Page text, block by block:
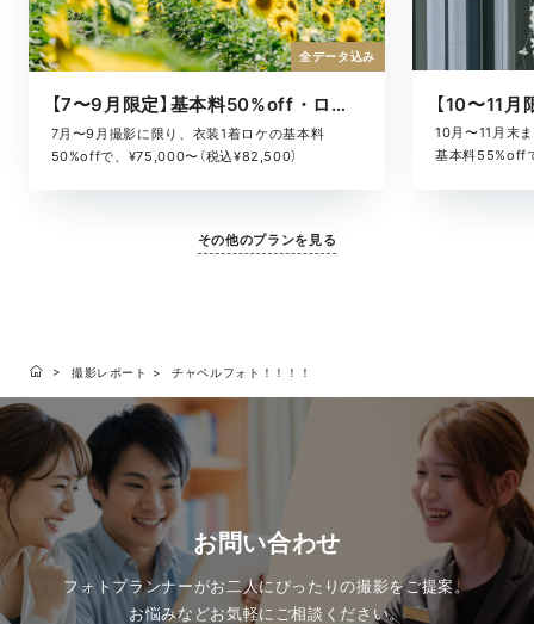
【7〜9月限定】基本料50%off・ロケキャンペーン
7月〜9月撮影に限り、衣装1着ロケの基本料
50%offで、¥75,000〜（税込¥82,500）
全データ込み
10月〜11月末
基本料55%off
その他のプランを見る
撮影レポート チャペルフォト！！！！
お問い合わせ
フォトプランナーがお二人にぴったりの撮影をご提案。
お悩みなどお気軽にご相談ください。